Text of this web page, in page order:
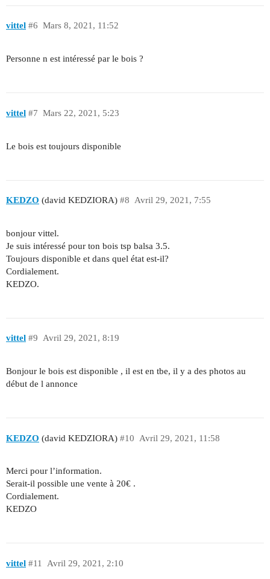
vittel Mars 8, 2021, 11:52
#6
Personne n est intéressé par le bois ?
vittel Mars 22, 2021, 5:23
#7
Le bois est toujours disponible
KEDZO (david KEDZIORA) Avril 29, 2021, 7:55
#8
bonjour vittel.
Je suis intéressé pour ton bois tsp balsa 3.5.
Toujours disponible et dans quel état est-il?
Cordialement.
KEDZO.
vittel Avril 29, 2021, 8:19
#9
Bonjour le bois est disponible , il est en tbe, il y a des photos au
début de l annonce
KEDZO (david KEDZIORA) Avril 29, 2021, 11:58
#10
Merci pour l’information.
Serait-il possible une vente à 20€ .
Cordialement.
KEDZO
vittel Avril 29, 2021, 2:10
#11